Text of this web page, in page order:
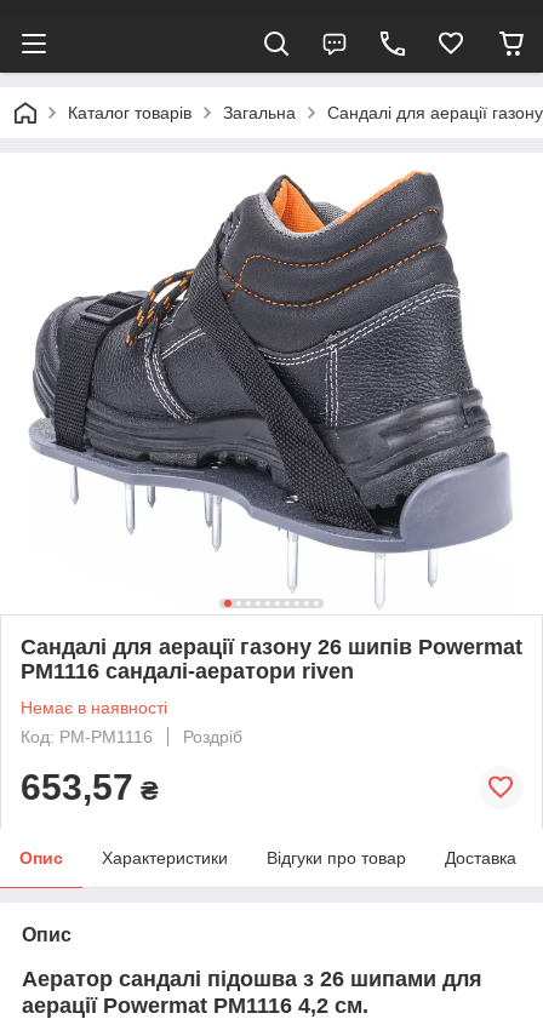
Каталог товарів Загальна Сандалі для аерації
Сандалі для аерації газону 26 шипів Powermat
PM1116 сандалі-аератори riven
Немає в наявності
Код: PM-PM1116
Роздріб
653,57 ₴
Опис Характеристики Відгуки про товар Доставка
Опис
Аератор сандалі підошва з 26 шипами для
аерації Powermat PM1116 4,2 см.